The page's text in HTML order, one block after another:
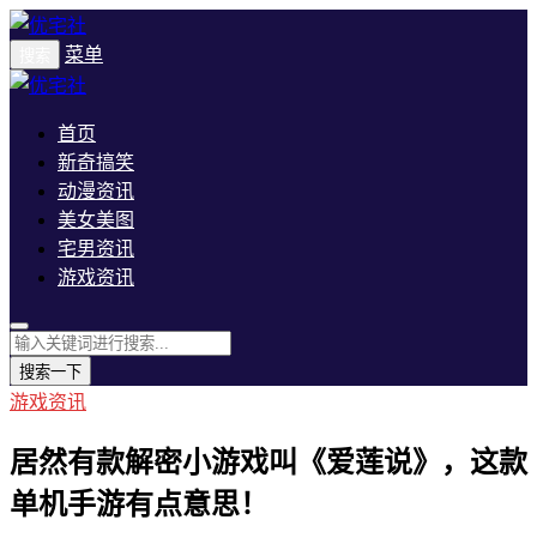
菜单
首页
新奇搞笑
动漫资讯
美女美图
宅男资讯
游戏资讯
搜索一下
游戏资讯
居然有款解密小游戏叫《爱莲说》，这款
单机手游有点意思！